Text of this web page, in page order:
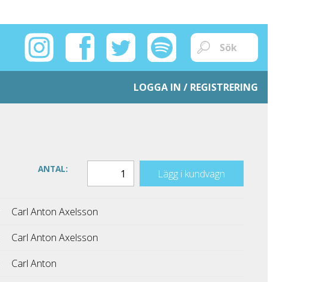
LOGGA IN / REGISTRERING
ANTAL: Lägg i kundvagn
Carl Anton Axelsson
Carl Anton Axelsson
Carl Anton